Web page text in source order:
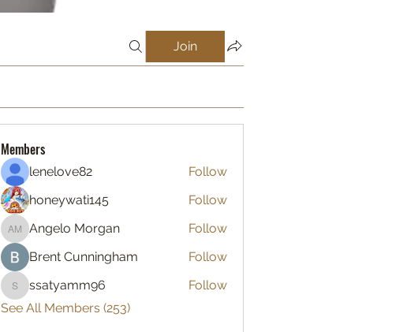
Join
Members
lenelove82
Follow
honeywati145
Follow
Angelo Morgan
Angelo Morgan
Follow
Brent Cunningham
Follow
ssatyamm96
ssatyamm96
Follow
See All Members (253)